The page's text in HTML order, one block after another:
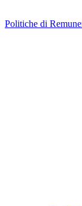
Politiche di